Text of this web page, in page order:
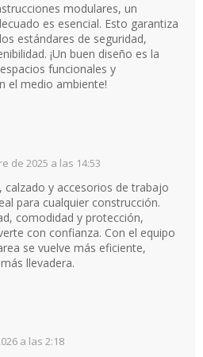
modulares, un
es esencial. Esto garantiza
estándares de seguridad,
¡Un buen diseño es la
funcionales y
el medio ambiente!
de 2025 a las 14:53
calzado y accesorios de trabajo
para cualquier construcción.
comodidad y protección,
con confianza. Con el equipo
se vuelve más eficiente,
llevadera.
a las 2:18